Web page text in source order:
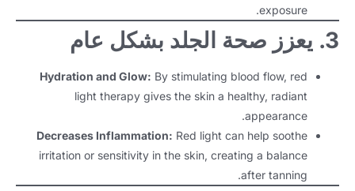
exposure
.
3. يعزز صحة الجلد بشكل عام
Hydration and Glow By stimulating blood flow ,red
light therapy gives the skin a healthy ,radiant
appearance
.
Decreases Inflammation Red light can help soothe
irritation or sensitivity in the skin ,creating a balance
after tanning
.